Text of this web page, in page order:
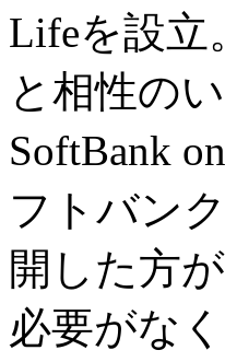
Lifeを設立
と相性の
SoftBank
フトバン
開した方
必要がな